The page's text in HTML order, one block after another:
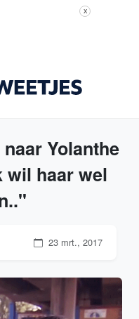
X
Yolanthe
wil haar wel
23 mrt., 2017